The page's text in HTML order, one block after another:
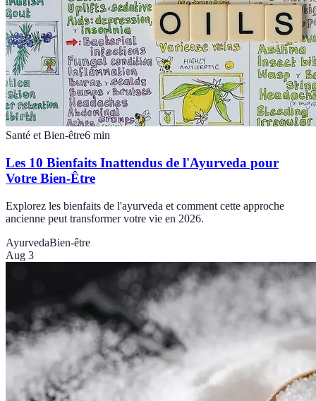
Santé et Bien-être6 min
Les 10 Bienfaits Inattendus de l'Ayurveda pour
Votre Bien-Être
Explorez les bienfaits de l'ayurveda et comment cette approche
ancienne peut transformer votre vie en 2026.
AyurvedaBien-être
Aug 3